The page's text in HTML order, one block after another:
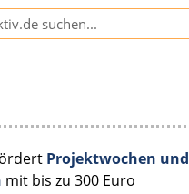
Projektwochen und
mit bis zu 300 Euro